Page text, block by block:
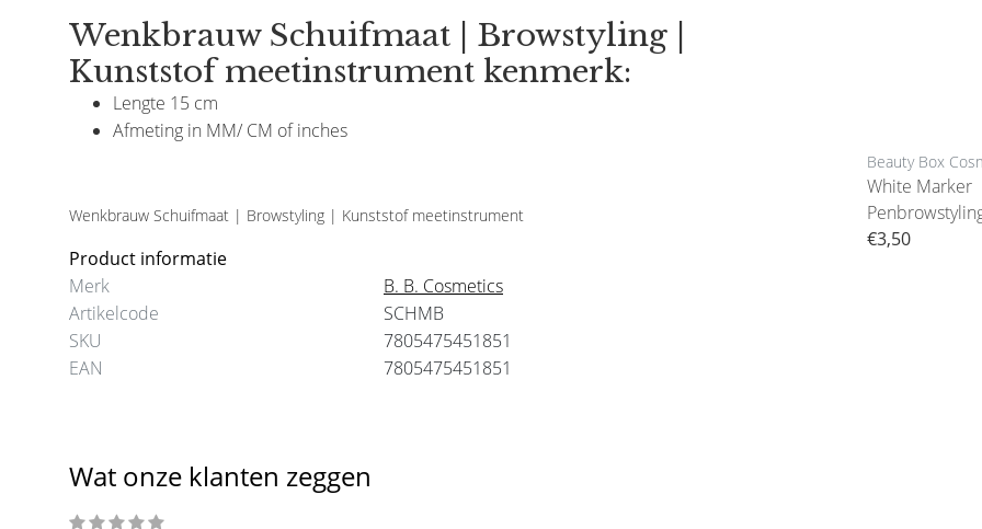
Wenkbrauw Schuifmaat | Browstyling |
Kunststof meetinstrument kenmerk:
Lengte 15 cm
Afmeting in MM/ CM of inches
Wenkbrauw Schuifmaat | Browstyling | Kunststof meetinstrument
Product informatie
Merk
B. B. Cosmetics
Artikelcode
SCHMB
SKU
7805475451851
EAN
7805475451851
Henna Browsrosemary
Beauty Box
White Marker
Markerper Stuk
€3,50
Wat onze klanten zeggen